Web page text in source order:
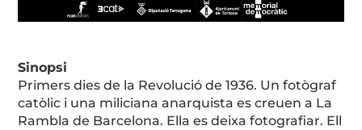
Sinopsi
Primers dies de la Revolució de 1936. Un fotògraf
catòlic i una miliciana anarquista es creuen a La
Rambla de Barcelona. Ella es deixa fotografiar. Ell